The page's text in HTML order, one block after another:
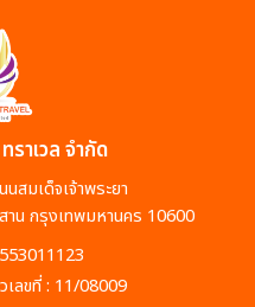
าเวล จำกัด
สมเด็จเจ้าพระยา
าน กรุงเทพมหานคร 10600
เลขที่ : 11/08009